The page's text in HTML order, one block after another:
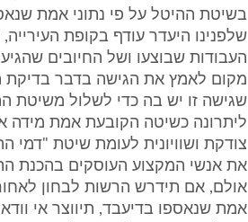
בשיטת ההיטל על פי נתוני אמת
שלפנינו היעדר עודף בקופת
העבודות שבוצעו ושל החיובים
מקום לאמץ את הגישה בדבר בדיקת
שגישה זו יש בה כדי לשלול משיטת
ליתרונה כשיטה הקובעת אמת מידה
צודקת ושוויונית לעומת שיטת
את אנשי המקצוע העוסקים בהכנת
אולם, אם תידרש הרשות לבחון
אמת שנאספו בדיעבד, תיווצר אי